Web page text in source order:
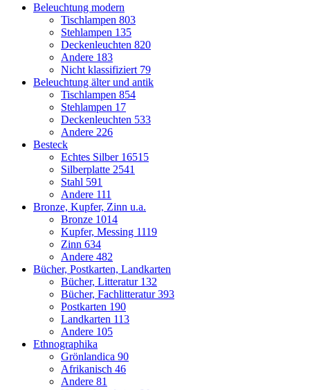
Beleuchtung modern
Tischlampen 803
Stehlampen 135
Deckenleuchten 820
Andere 183
Nicht klassifiziert 79
Beleuchtung älter und antik
Tischlampen 854
Stehlampen 17
Deckenleuchten 533
Andere 226
Besteck
Echtes Silber 16515
Silberplatte 2541
Stahl 591
Andere 111
Bronze, Kupfer, Zinn u.a.
Bronze 1014
Kupfer, Messing 1119
Zinn 634
Andere 482
Bücher, Postkarten, Landkarten
Bücher, Litteratur 132
Bücher, Fachlitteratur393
Postkarten 190
Landkarten 113
Andere 105
Ethnographika
Grönlandica 90
Afrikanisch 46
Andere 81